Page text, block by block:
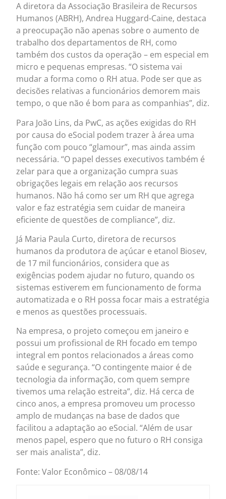
A diretora da Associação Brasileira de Recursos
Humanos (ABRH), Andrea Huggard-Caine, destaca
a preocupação não apenas sobre o aumento de
trabalho dos departamentos de RH, como
também dos custos da operação – em especial em
micro e pequenas empresas. “O sistema vai
mudar a forma como o RH atua. Pode ser que as
decisões relativas a funcionários demorem mais
tempo, o que não é bom para as companhias”, diz.
Para João Lins, da PwC, as ações exigidas do RH
por causa do eSocial podem trazer à área uma
função com pouco “glamour”, mas ainda assim
necessária. “O papel desses executivos também é
zelar para que a organização cumpra suas
obrigações legais em relação aos recursos
humanos. Não há como ser um RH que agrega
valor e faz estratégia sem cuidar de maneira
eficiente de questões de compliance”, diz.
Já Maria Paula Curto, diretora de recursos
humanos da produtora de açúcar e etanol Biosev,
de 17 mil funcionários, considera que as
exigências podem ajudar no futuro, quando os
sistemas estiverem em funcionamento de forma
automatizada e o RH possa focar mais a estratégia
e menos as questões processuais.
Na empresa, o projeto começou em janeiro e
possui um profissional de RH focado em tempo
integral em pontos relacionados a áreas como
saúde e segurança. “O contingente maior é de
tecnologia da informação, com quem sempre
tivemos uma relação estreita”, diz. Há cerca de
cinco anos, a empresa promoveu um processo
amplo de mudanças na base de dados que
facilitou a adaptação ao eSocial. “Além de usar
menos papel, espero que no futuro o RH consiga
ser mais analista”, diz.
Fonte: Valor Econômico – 08/08/14